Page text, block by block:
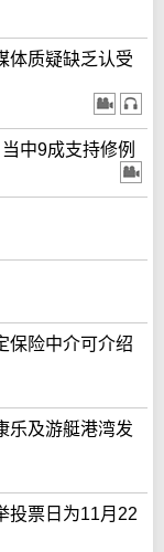
体质疑缺乏认受
中9成支持修例
险中介可介绍
乐及游艇港湾发
投票日为11月22